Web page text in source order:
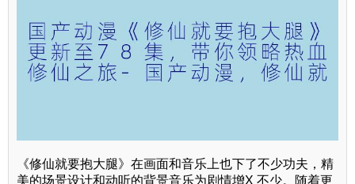
《修仙就要抱大腿》在画面和音乐上也下了不少功夫，精
美的场景设计和动听的背景音乐为剧情增X 不少。随着更